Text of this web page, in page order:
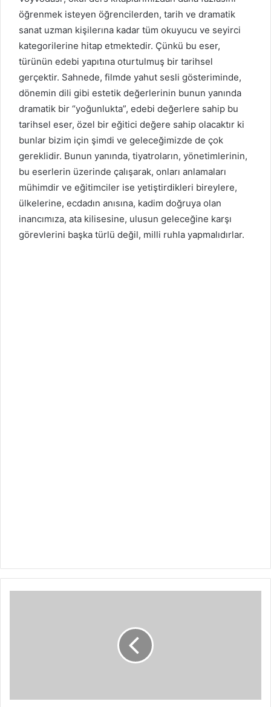
öğrenmek isteyen öğrencilerden, tarih ve dramatik
sanat uzman kişilerına kadar tüm okuyucu ve seyirci
kategorilerine hitap etmektedir. Çünkü bu eser,
türünün edebi yapıtına oturtulmuş bir tarihsel
gerçektir. Sahnede, filmde yahut sesli gösteriminde,
dönemin dili gibi estetik değerlerinin bunun yanında
dramatik bir “yoğunlukta”, edebi değerlere sahip bu
tarihsel eser, özel bir eğitici değere sahip olacaktır ki
bunlar bizim için şimdi ve geleceğimizde de çok
gereklidir. Bunun yanında, tiyatroların, yönetimlerinin,
bu eserlerin üzerinde çalışarak, onları anlamaları
mühimdir ve eğitimciler ise yetiştirdikleri bireylere,
ülkelerine, ecdadın anısına, kadim doğruya olan
inancımıza, ata kilisesine, ulusun geleceğine karşı
görevlerini başka türlü değil, milli ruhla yapmalıdırlar.